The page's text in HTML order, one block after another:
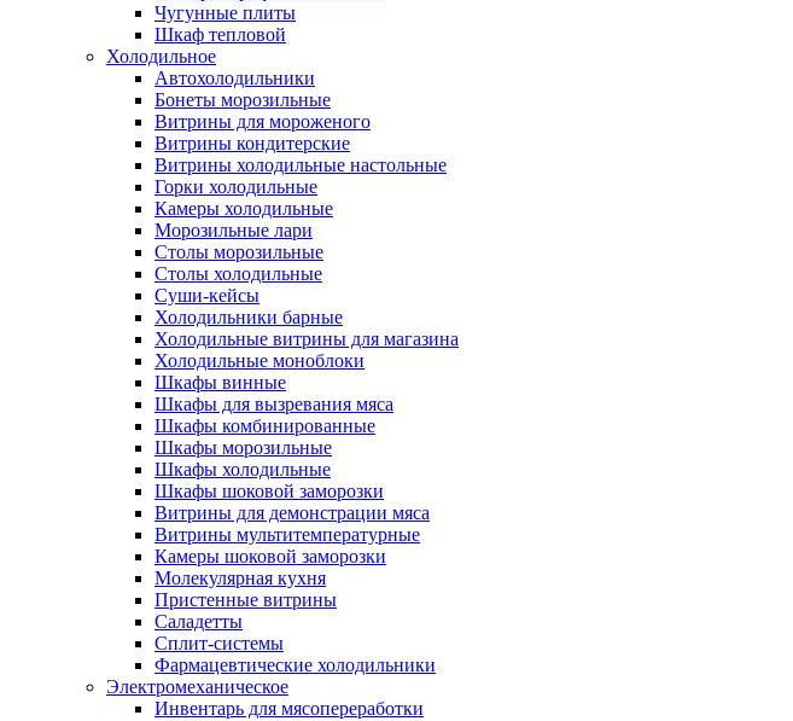
Чугунные плиты
Шкаф тепловой
Холодильное
Автохолодильники
Бонеты морозильные
Витрины для мороженого
Витрины кондитерские
Витрины холодильные настольные
Горки холодильные
Камеры холодильные
Морозильные лари
Столы морозильные
Столы холодильные
Суши-кейсы
Холодильники барные
Холодильные витрины для магазина
Холодильные моноблоки
Шкафы винные
Шкафы для вызревания мяса
Шкафы комбинированные
Шкафы морозильные
Шкафы холодильные
Шкафы шоковой заморозки
Витрины для демонстрации мяса
Витрины мультитемпературные
Камеры шоковой заморозки
Молекулярная кухня
Пристенные витрины
Саладетты
Сплит-системы
Фармацевтические холодильники
Электромеханическое
Инвентарь для мясопереработки